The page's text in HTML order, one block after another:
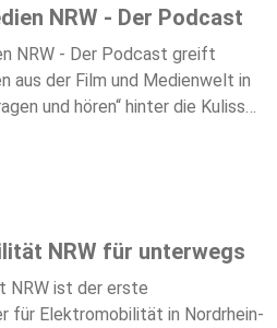
NRW - Der Podcast
NRW - Der Podcast greift
aus der Film und Medienwelt in
und hören“ hinter die Kulissen
1991, gehört die Film-
NRW seit 30 Jahren zu den
und der Film- und
in Nordrhein-Westfalen.
Kino- und Fernsehfilme, Serien,
NRW für unterwegs
NRW ist der erste
für Elektromobilität in Nordrhein-